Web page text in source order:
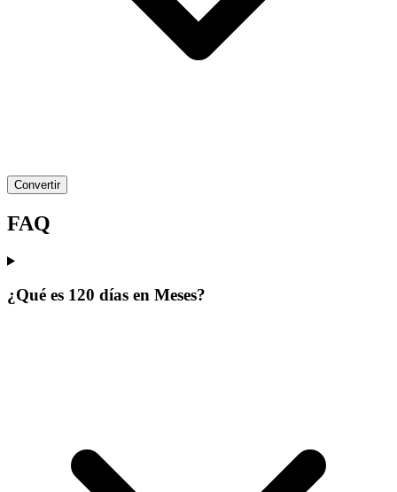
Convertir
FAQ
¿Qué es 120 días en Meses?